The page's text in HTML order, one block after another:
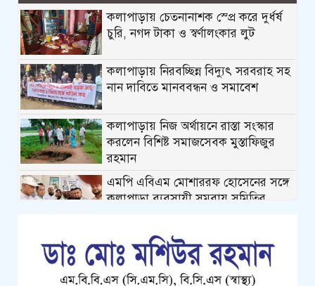
কলাপাড়ায় চেতনানাশক স্প্রে করে দুর্ধর্ষ
চুরি, নগদ টাকা ও স্বর্ণালংকার লুট
কলাপাড়ায় নিরবচ্ছিন্ন বিদ্যুৎ সরবরাহ সহ
নান দাবিতে মানববন্ধন ও সমাবেশ
কলাপাড়ায় নিজ অর্থায়নে রাস্তা সংস্কার
করলেন বিশিষ্ট সমাজসেবক মুস্তাফিজুর
রহমান
এমপি এবিএম মোশাররফ হোসেনের সঙ্গে
কলাপাড়া ব্যবসায়ী সমবায় সমিতির
কলাপাড়ায় গৃহহীন,প্রতিবন্ধী, দুস্থ ও দরিদ্র
মেধাবী শিক্ষার্থীরা পেল নগদ অর্থ
সহায়তার চেক